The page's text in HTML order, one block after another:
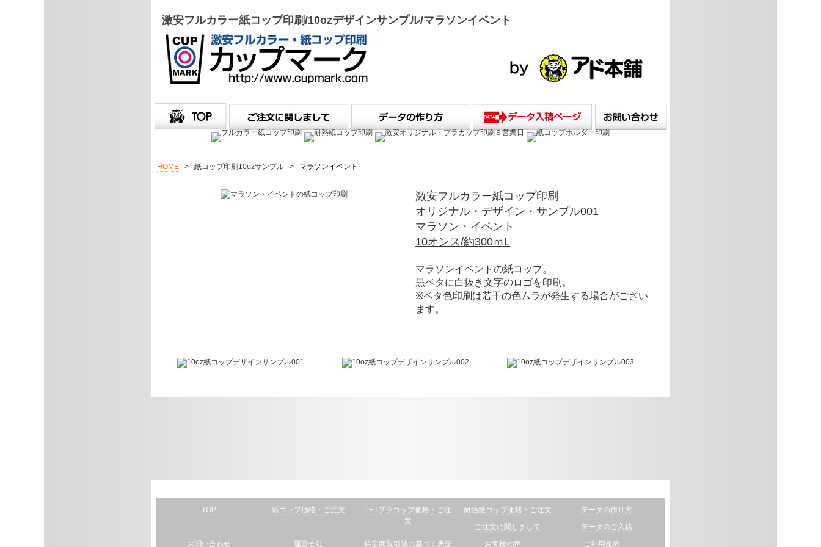
激安フルカラー紙コップ印刷/10ozデザインサンプル/マラソンイベント
HOME > 紙コップ印刷10ozサンプル > マラソンイベント
激安フルカラー紙コップ印刷
オリジナル・デザイン・サンプル001
マラソン・イベント
10オンス/約300ｍL
マラソンイベントの紙コップ。
黒ベタに白抜き文字のロゴを印刷。
※ベタ色印刷は若干の色ムラが発生する場合がござい
ます。
TOP 紙コップ価格・ご注文
PETプラコップ価格・ご注
文
耐熱紙コップ価格・ご注文
データの作り方
ご注文に関しまして
データのご入稿
お問い合わせ
運営会社 特定商取引法に基づく表記 お客様の声 ご利用規約